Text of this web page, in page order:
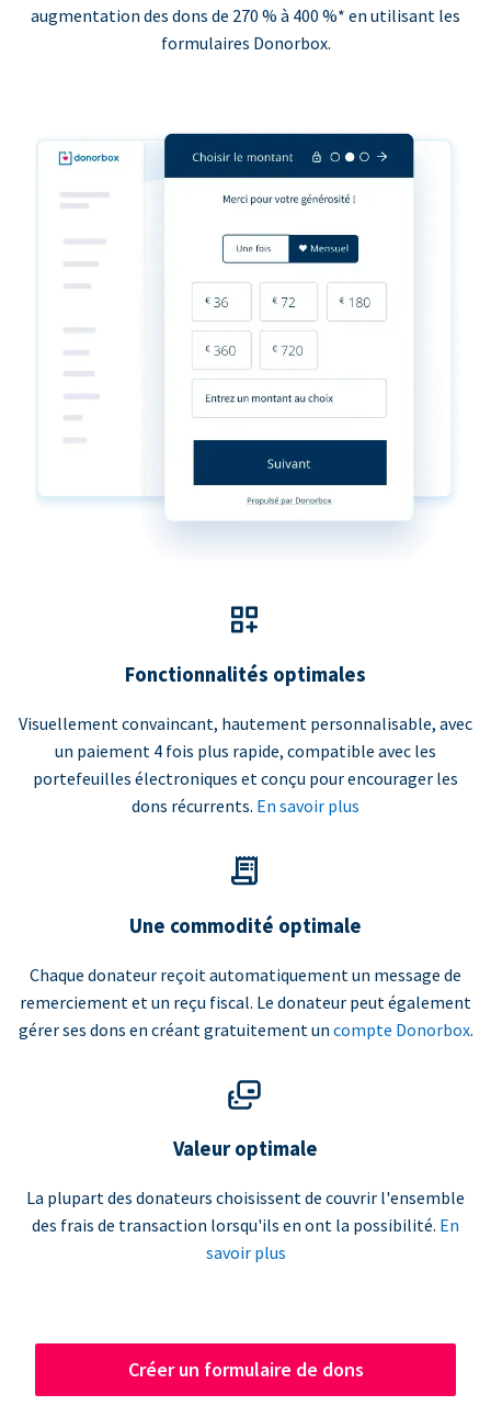
augmentation des dons de 270 % à 400 %* en utilisant les
formulaires Donorbox.
Fonctionnalités optimales
Visuellement convaincant, hautement personnalisable, avec
un paiement 4 fois plus rapide, compatible avec les
portefeuilles électroniques et conçu pour encourager les
dons récurrents. En savoir plus
Une commodité optimale
Chaque donateur reçoit automatiquement un message de
remerciement et un reçu fiscal. Le donateur peut également
gérer ses dons en créant gratuitement un compte Donorbox.
Valeur optimale
La plupart des donateurs choisissent de couvrir l'ensemble
des frais de transaction lorsqu'ils en ont la possibilité. En
savoir plus
Créer un formulaire de dons